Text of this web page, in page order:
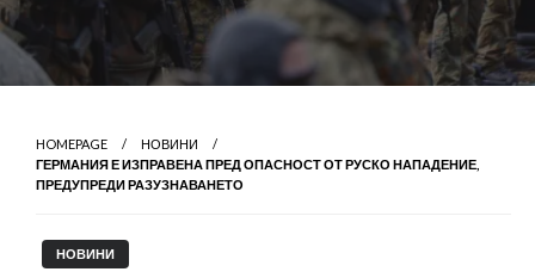
HOMEPAGE
НОВИНИ
ГЕРМАНИЯ Е ИЗПРАВЕНА ПРЕД ОПАСНОСТ ОТ РУСКО НАПАДЕНИЕ,
ПРЕДУПРЕДИ РАЗУЗНАВАНЕТО
НОВИНИ